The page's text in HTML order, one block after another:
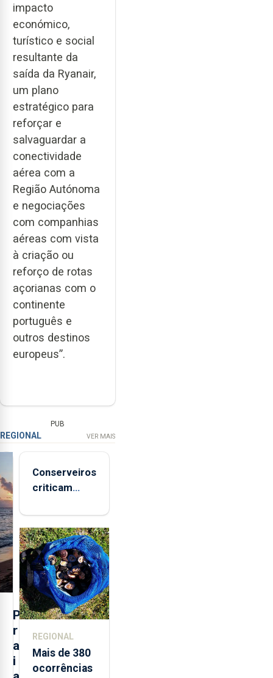
impacto
económico,
turístico e social
resultante da
saída da Ryanair,
um plano
estratégico para
reforçar e
salvaguardar a
conectividade
aérea com a
Região Autónoma
e negociações
com companhias
aéreas com vista
à criação ou
reforço de rotas
açorianas com o
continente
português e
outros destinos
europeus”.
PUB
REGIONAL VER MAIS
P
r
a
i
Conserveiros
criticam
brancas com
selo Marca
Açores
REGIONAL
Mais de 380
ocorrências